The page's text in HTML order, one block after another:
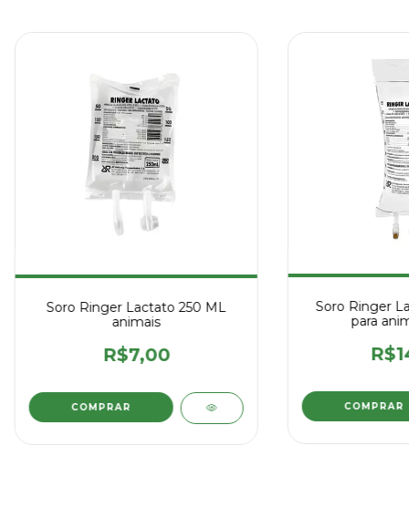
Soro Ringer Lactato 250 ML
animais
R$7,00
Soro Ringer
para